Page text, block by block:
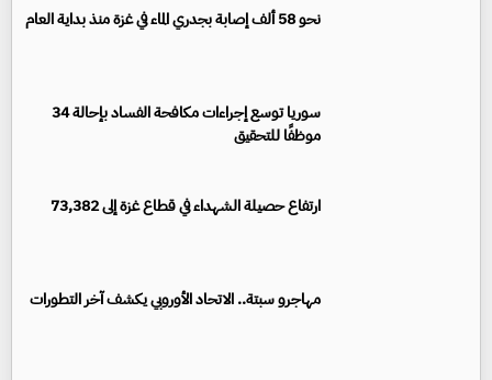
نحو 58 ألف إصابة بجدري الماء في غزة منذ بداية العام
سوريا توسع إجراءات مكافحة الفساد بإحالة 34
موظفًا للتحقيق
ارتفاع حصيلة الشهداء في قطاع غزة إلى 73,382
مهاجرو سبتة.. الاتحاد الأوروبي يكشف آخر التطورات